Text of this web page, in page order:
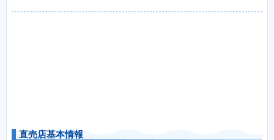
直売店基本情報